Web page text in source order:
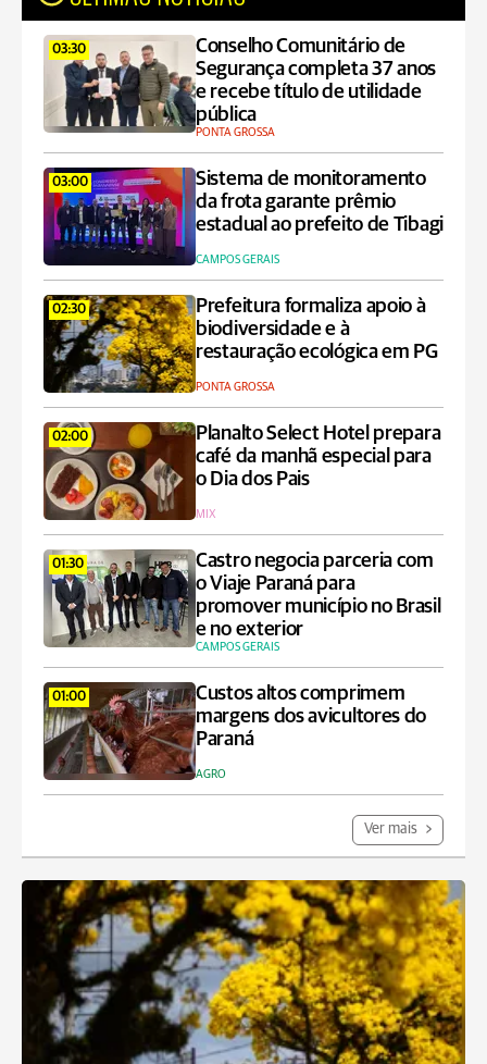
03:30
Conselho Comunitário de
Segurança completa 37 anos
e recebe título de utilidade
pública
PONTA GROSSA
03:00
Sistema de monitoramento
da frota garante prêmio
estadual ao prefeito de Tibagi
CAMPOS GERAIS
02:30
Prefeitura formaliza apoio à
biodiversidade e à
restauração ecológica em PG
PONTA GROSSA
02:00
Planalto Select Hotel prepara
café da manhã especial para
o Dia dos Pais
MIX
01:30
Castro negocia parceria com
o Viaje Paraná para
promover município no Brasil
e no exterior
CAMPOS GERAIS
01:00
Custos altos comprimem
margens dos avicultores do
Paraná
AGRO
Ver mais